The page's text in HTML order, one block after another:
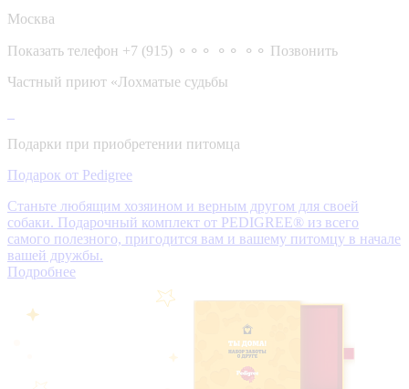
Москва
Показать телефон +7 (915) ⚬⚬⚬ ⚬⚬ ⚬⚬ Позвонить
Частный приют «Лохматые судьбы
Подарки при приобретении питомца
Подарок от Pedigree
Станьте любящим хозяином и верным другом для своей
собаки. Подарочный комплект от PEDIGREE® из всего
самого полезного, пригодится вам и вашему питомцу в начале
вашей дружбы.
Подробнее